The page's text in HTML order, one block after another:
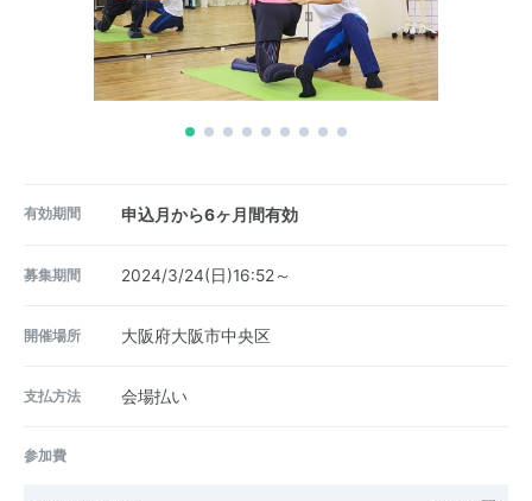
有効期間 申込月から6ヶ月間有効
募集期間 2024/3/24(日)16:52～
開催場所 大阪府大阪市中央区
支払方法 会場払い
参加費